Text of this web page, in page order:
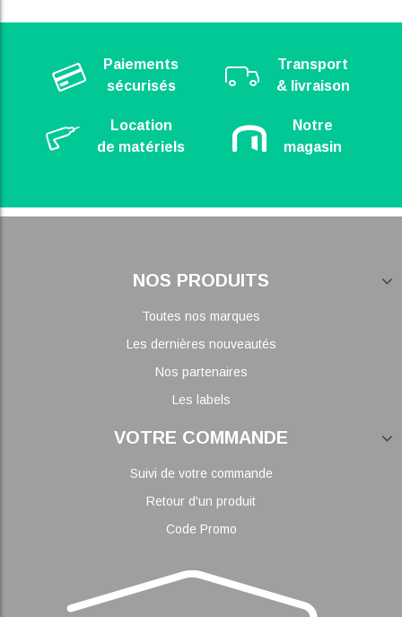
Paiements
sécurisés
Transport
& livraison
Location
de matériels
Notre
magasin
NOS PRODUITS
Toutes nos marques
Les dernières nouveautés
Nos partenaires
Les labels
VOTRE COMMANDE
Suivi de votre commande
Retour d'un produit
Code Promo